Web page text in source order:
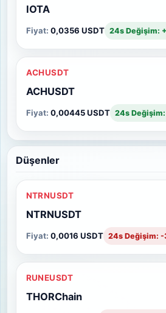
IOTA
Fiyat: 0,0356 USDT 24s Değişim:
ACHUSDT
ACHUSDT
Fiyat: 0,00445 USDT 24s
Düşenler
NTRNUSDT
NTRNUSDT
Fiyat: 0,0016 USDT 24s Değişim: -
RUNEUSDT
THORChain